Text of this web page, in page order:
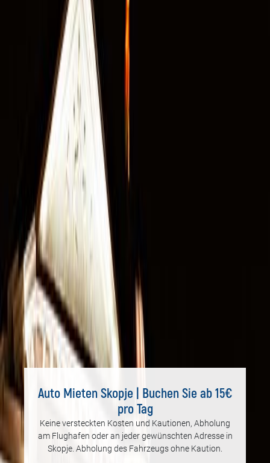
Auto Mieten Skopje | Buchen Sie ab 15€
pro Tag
Keine versteckten Kosten und Kautionen, Abholung
am Flughafen oder an jeder gewünschten Adresse in
Skopje. Abholung des Fahrzeugs ohne Kaution.